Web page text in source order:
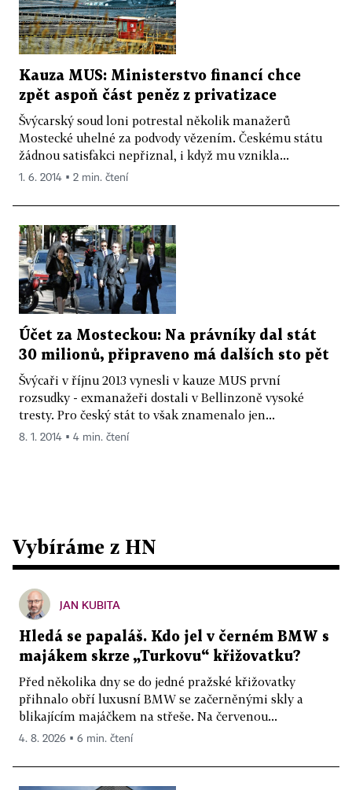
Kauza MUS: Ministerstvo financí chce
zpět aspoň část peněz z privatizace
Švýcarský soud loni potrestal několik manažerů
Mostecké uhelné za podvody vězením. Českému státu
žádnou satisfakci nepřiznal, i když mu vznikla...
1. 6. 2014 ▪ 2 min. čtení
Účet za Mosteckou: Na právníky dal stát
30 milionů, připraveno má dalších sto pět
Švýcaři v říjnu 2013 vynesli v kauze MUS první
rozsudky - exmanažeři dostali v Bellinzoně vysoké
tresty. Pro český stát to však znamenalo jen...
8. 1. 2014 ▪ 4 min. čtení
Vybíráme z HN
JAN KUBITA
Hledá se papaláš. Kdo jel v černém BMW s
majákem skrze „Turkovu“ křižovatku?
Před několika dny se do jedné pražské křižovatky
přihnalo obří luxusní BMW se začerněnými skly a
blikajícím majáčkem na střeše. Na červenou...
4. 8. 2026 ▪ 6 min. čtení